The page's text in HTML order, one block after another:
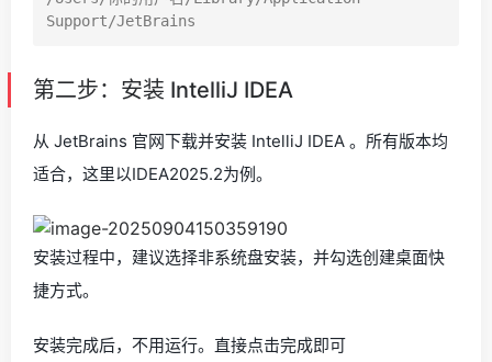
第二步：安装 IntelliJ IDEA
从 JetBrains 官网下载并安装 IntelliJ IDEA 。所有版本均
适合，这里以IDEA2025.2为例。
安装过程中，建议选择非系统盘安装，并勾选创建桌面快
捷方式。
安装完成后，不用运行。直接点击完成即可